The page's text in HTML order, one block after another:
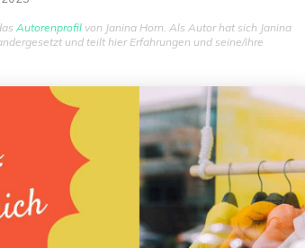
Autorenprofil von Janina Horn. Als Autor hat sich Janina
und teilt hier Erfahrungen und seine/ihre